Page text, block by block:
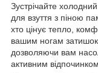
Зустрічайте
для взуття з піною
хто цінує тепло,
вашим ногам затишок
дозволяючи вам
активним відпочинком.